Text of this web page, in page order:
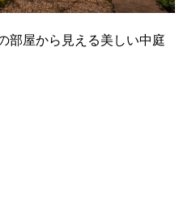
部屋から見える美しい中庭